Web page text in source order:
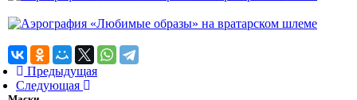
Предыдущая
Следующая